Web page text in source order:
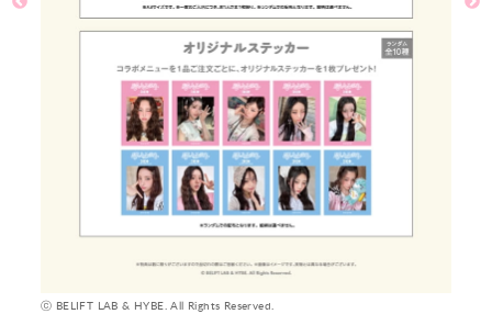
ⓒ BELIFT LAB & HYBE. All Rights Reserved.